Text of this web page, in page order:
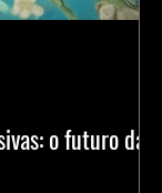
o futuro da